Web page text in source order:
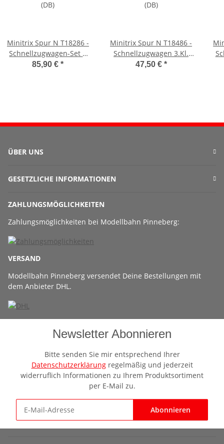
Minitrix Spur N T18286 -
Schnellzugwagen-Set 1
(DB)
85,90 €*
Minitrix Spur N T18486 -
Schnellzugwagen 3.Kl.
(DB)
47,50 € *
ÜBER UNS
GESETZLICHE INFORMATIONEN
ZAHLUNGSMÖGLICHKEITEN
Zahlungsmöglichkeiten bei Modellbahn Pinneberg:
VERSAND
Modellbahn Pinneberg versendet Deine Bestellungen mit
dem Anbieter DHL.
Newsletter Abonnieren
Bitte senden Sie mir entsprechend Ihrer
Datenschutzerklärungregelmäßig und jederzeit
widerruflich Informationen zu Ihrem Produktsortiment
per E-Mail zu.
Abonnieren